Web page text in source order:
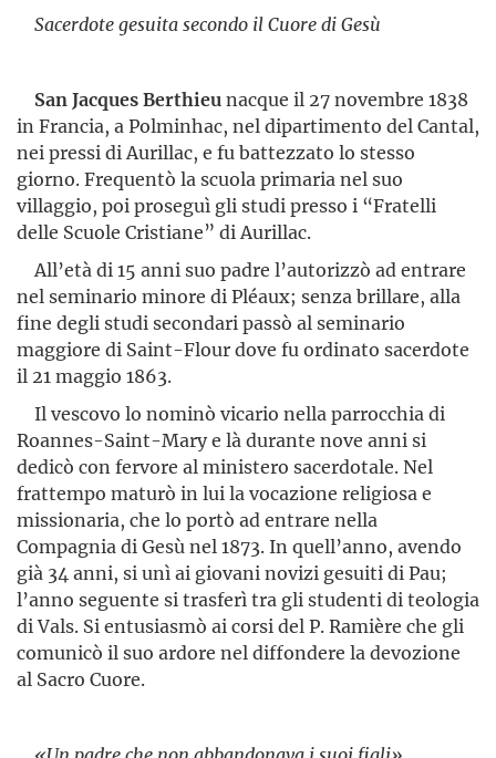
Sacerdote gesuita secondo il Cuore di Gesù
San Jacques Berthieu nacque il 27 novembre 1838
in Francia, a Polminhac, nel dipartimento del Cantal,
nei pressi di Aurillac, e fu battezzato lo stesso
giorno. Frequentò la scuola primaria nel suo
villaggio, poi proseguì gli studi presso i “Fratelli
delle Scuole Cristiane” di Aurillac.
All’età di 15 anni suo padre l’autorizzò ad entrare
nel seminario minore di Pléaux; senza brillare, alla
fine degli studi secondari passò al seminario
maggiore di Saint-Flour dove fu ordinato sacerdote
il 21 maggio 1863.
Il vescovo lo nominò vicario nella parrocchia di
Roannes-Saint-Mary e là durante nove anni si
dedicò con fervore al ministero sacerdotale. Nel
frattempo maturò in lui la vocazione religiosa e
missionaria, che lo portò ad entrare nella
Compagnia di Gesù nel 1873. In quell’anno, avendo
già 34 anni, si unì ai giovani novizi gesuiti di Pau;
l’anno seguente si trasferì tra gli studenti di teologia
di Vals. Si entusiasmò ai corsi del P. Ramière che gli
comunicò il suo ardore nel diffondere la devozione
al Sacro Cuore.